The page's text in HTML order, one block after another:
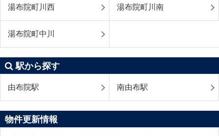
湯布院町川西 湯布院町川南
湯布院町中川
駅から探す
由布院駅 南由布駅
物件更新情報